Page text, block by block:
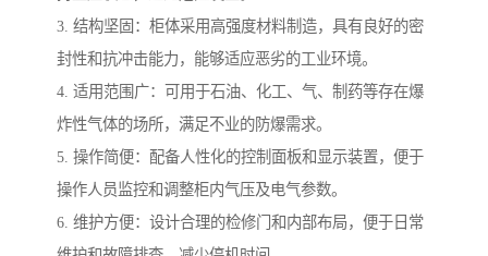
3. 结构坚固：柜体采用高强度材料制造，具有良好的密
封性和抗冲击能力，能够适应恶劣的工业环境。
4. 适用范围广：可用于石油、化工、气、制药等存在爆
炸性气体的场所，满足不业的防爆需求。
5. 操作简便：配备人性化的控制面板和显示装置，便于
操作人员监控和调整柜内气压及电气参数。
6. 维护方便：设计合理的检修门和内部布局，便于日常